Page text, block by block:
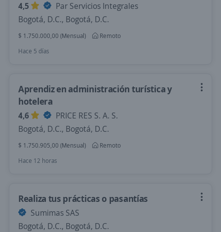
4,5
Par Servicios Integrales
Bogotá, D.C., Bogotá, D.C.
$ 1.750.000,00 (Mensual)
Remoto
Hace 5 días
Aprendiz en administración turística y
hotelera
4,6
PRICE RES S. A. S.
Bogotá, D.C., Bogotá, D.C.
$ 1.750.905,00 (Mensual)
Remoto
Hace 12 horas
Realiza tus prácticas o pasantías
Sumimas SAS
Bogotá, D.C., Bogotá, D.C.